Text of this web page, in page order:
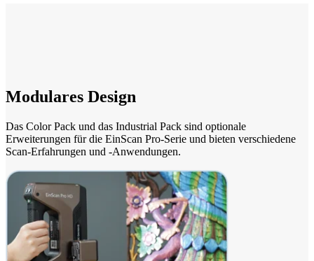
Modulares Design
Das Color Pack und das Industrial Pack sind optionale
Erweiterungen für die EinScan Pro-Serie und bieten verschiedene
Scan-Erfahrungen und -Anwendungen.